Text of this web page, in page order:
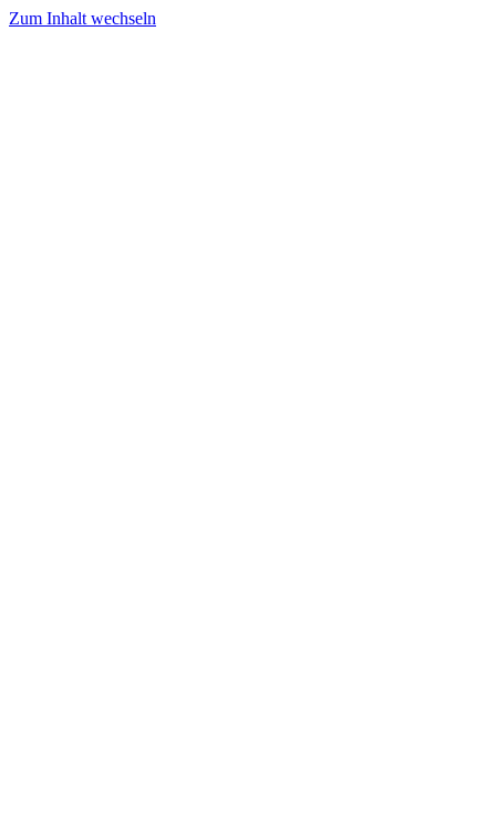
Zum Inhalt wechseln